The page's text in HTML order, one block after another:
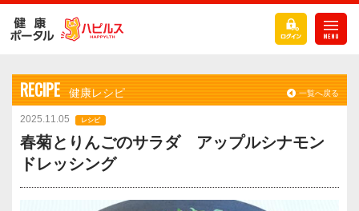
RECIPE 健康レシピ 一覧へ戻る
2025.11.05 レシピ
春菊とりんごのサラダ アップルシナモン
ドレッシング